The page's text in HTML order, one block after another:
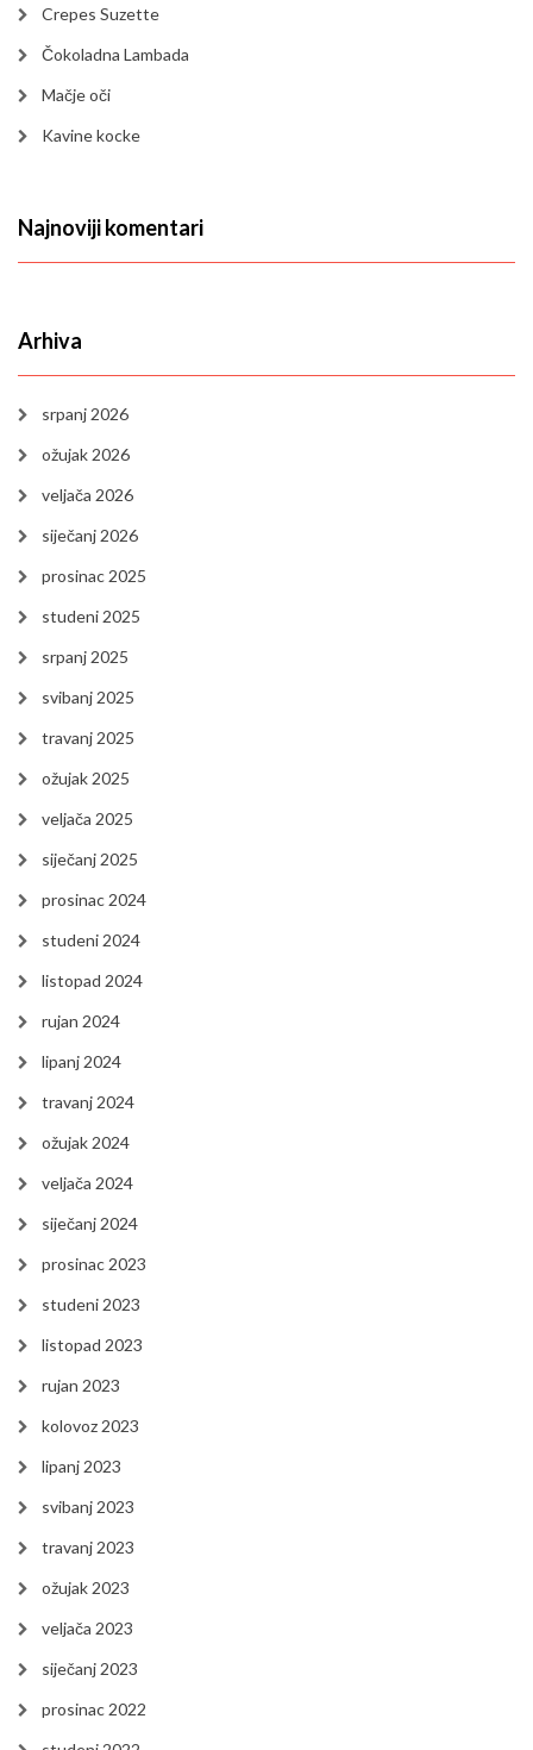
Crepes Suzette
Čokoladna Lambada
Mačje oči
Kavine kocke
Najnoviji komentari
Arhiva
srpanj 2026
ožujak 2026
veljača 2026
siječanj 2026
prosinac 2025
studeni 2025
srpanj 2025
svibanj 2025
travanj 2025
ožujak 2025
veljača 2025
siječanj 2025
prosinac 2024
studeni 2024
listopad 2024
rujan 2024
lipanj 2024
travanj 2024
ožujak 2024
veljača 2024
siječanj 2024
prosinac 2023
studeni 2023
listopad 2023
rujan 2023
kolovoz 2023
lipanj 2023
svibanj 2023
travanj 2023
ožujak 2023
veljača 2023
siječanj 2023
prosinac 2022